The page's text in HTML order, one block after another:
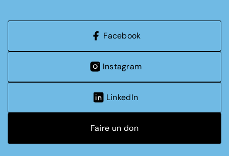
Facebook
Instagram
LinkedIn
Faire un don